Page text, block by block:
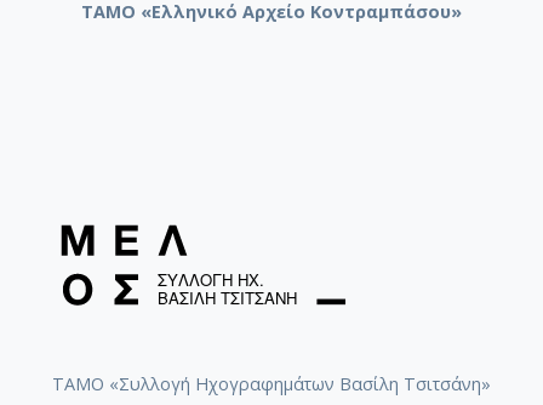
ΤΑΜΟ «Ελληνικό Αρχείο Κοντραμπάσου»
ΤΑΜΟ «Συλλογή Ηχογραφημάτων Βασίλη Τσιτσάνη»